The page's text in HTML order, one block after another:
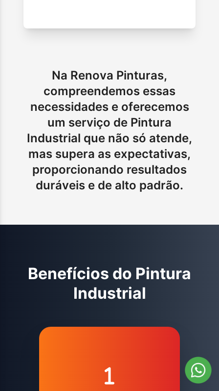
Na Renova Pinturas,
compreendemos essas
necessidades e oferecemos
um serviço de Pintura
Industrial que não só atende,
mas supera as expectativas,
proporcionando resultados
duráveis e de alto padrão.
Benefícios do Pintura
Industrial